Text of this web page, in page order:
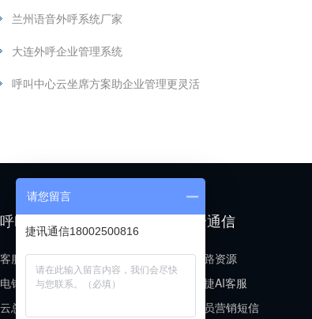
兰州语音外呼系统厂家
大连外呼企业管理系统
呼叫中心云坐席方案助企业管理更灵活
呼叫中心
客服呼叫中心
电销呼叫中心
云总机场景
云通信
线路资源
小捷AI客服
会员营销短信
请您留言
捷讯通信18002500816